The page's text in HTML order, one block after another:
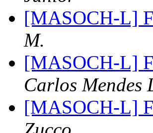
[MASOCH-L]
M.
[MASOCH-L]
Carlos Mendes
[MASOCH-L]